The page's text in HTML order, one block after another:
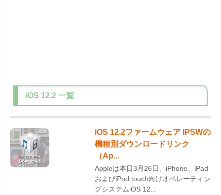
iOS 12.2 一覧
iOS 12.2ファームウェア IPSWの
機種別ダウンロードリンク
（Ap...
Appleは本日3月26日、iPhone、iPad
およびiPod touch向けオペレーティン
グシステムiOS 12...